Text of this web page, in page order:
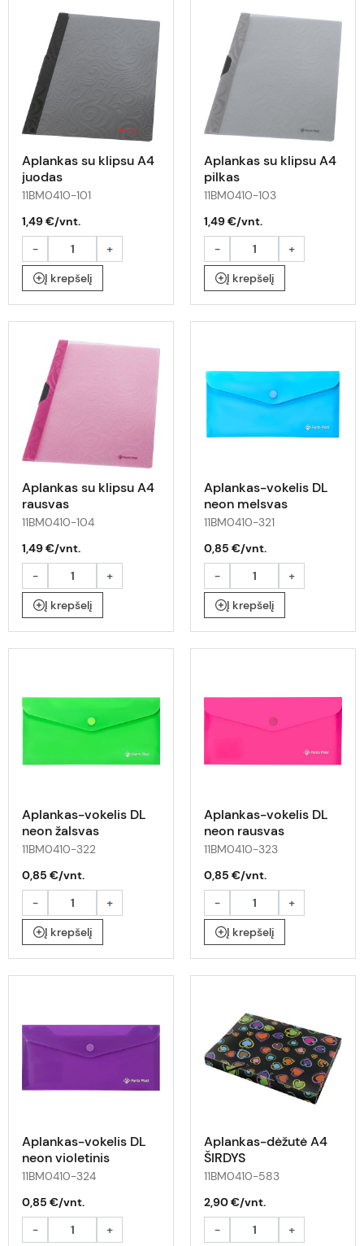
Aplankas su klipsu A4
juodas
11BM0410-101
1,49 €/vnt.
-
+
Į krepšelį
Aplankas su klipsu A4
pilkas
11BM0410-103
1,49 €/vnt.
-
+
Į krepšelį
Aplankas su klipsu A4
rausvas
11BM0410-104
1,49 €/vnt.
-
+
Į krepšelį
Aplankas-vokelis DL
neon melsvas
11BM0410-321
0,85 €/vnt.
-
+
Į krepšelį
Aplankas-vokelis DL
neon žalsvas
11BM0410-322
0,85 €/vnt.
-
+
Į krepšelį
Aplankas-vokelis DL
neon rausvas
11BM0410-323
0,85 €/vnt.
-
+
Į krepšelį
Aplankas-vokelis DL
neon violetinis
11BM0410-324
0,85 €/vnt.
-
+
Aplankas-dėžutė A4
ŠIRDYS
11BM0410-583
2,90 €/vnt.
-
+